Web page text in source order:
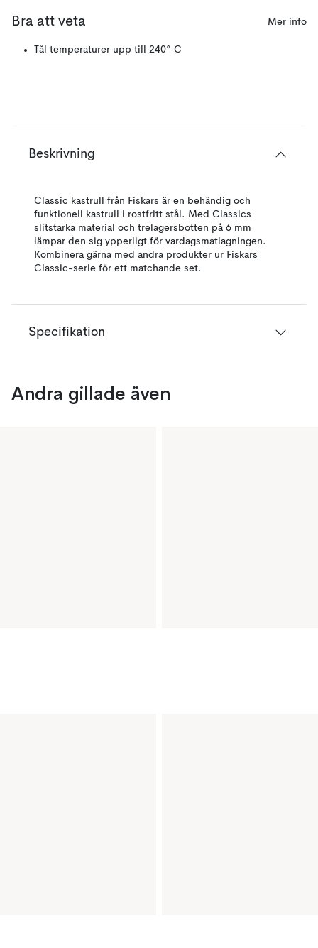
Bra att veta Mer info
Tål temperaturer upp till 240° C
Beskrivning
Classic kastrull från Fiskars är en behändig och
funktionell kastrull i rostfritt stål. Med Classics
slitstarka material och trelagersbotten på 6 mm
lämpar den sig ypperligt för vardagsmatlagningen.
Kombinera gärna med andra produkter ur Fiskars
Classic-serie för ett matchande set.
Specifikation
Andra gillade även